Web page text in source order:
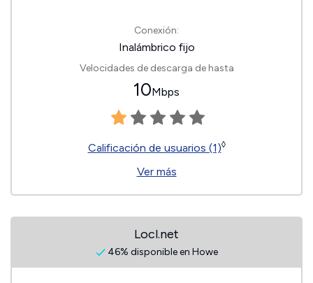
Conexión:
Inalámbrico fijo
Velocidades de descarga de hasta
10Mbps
Calificación de usuarios (1)◊
Ver más
Locl.net
46% disponible en Howe